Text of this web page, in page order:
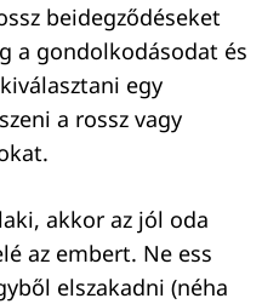
beidegződéseket
a gondolkodásodat és
egy
a rossz vagy
akkor az jól oda
az embert. Ne ess
elszakadni (néha